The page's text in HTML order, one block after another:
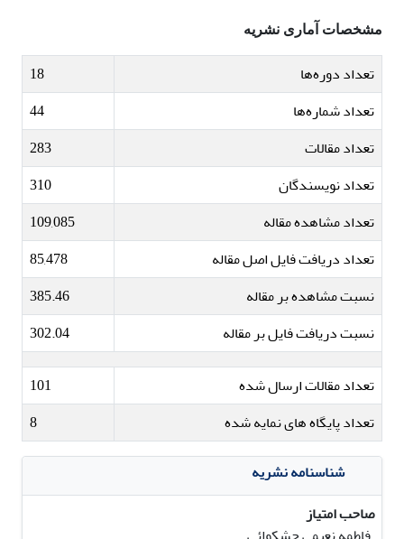
مشخصات آماری نشریه
تعداد دوره‌ها
18
تعداد شماره‌ها
44
تعداد مقالات
283
تعداد نویسندگان
310
تعداد مشاهده مقاله
109,085
تعداد دریافت فایل اصل مقاله
85,478
نسبت مشاهده بر مقاله
385.46
نسبت دریافت فایل بر مقاله
302.04
تعداد مقالات ارسال شده
101
تعداد پایگاه های نمایه شده
8
شناسنامه نشریه
صاحب امتیاز